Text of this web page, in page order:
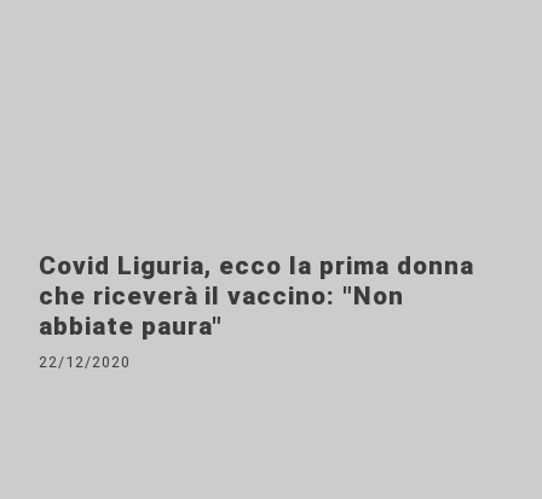
Covid Liguria, ecco la prima donna
che riceverà il vaccino: "Non
abbiate paura"
22/12/2020